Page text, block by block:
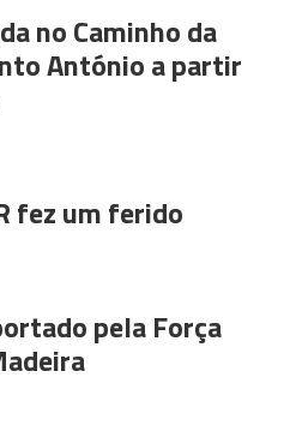
no Caminho da
António a partir
fez um ferido
pela Força